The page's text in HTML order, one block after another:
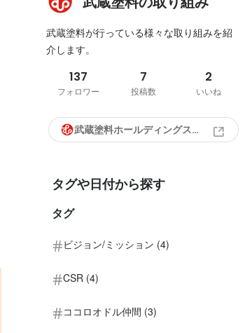
武蔵塗料が行っている様々な取り組みを紹
介します。
137
フォロワー
7
投稿数
2
いいね
武蔵塗料ホールディングス株式会社
タグや日付から探す
タグ
ビジョン/ミッション (4)
CSR (4)
ココロオドル仲間 (3)